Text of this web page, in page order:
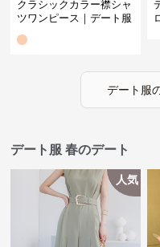
クラシックカラー襟シャ
ツワンピース｜デート服
デート服
デート服 春のデート
人気